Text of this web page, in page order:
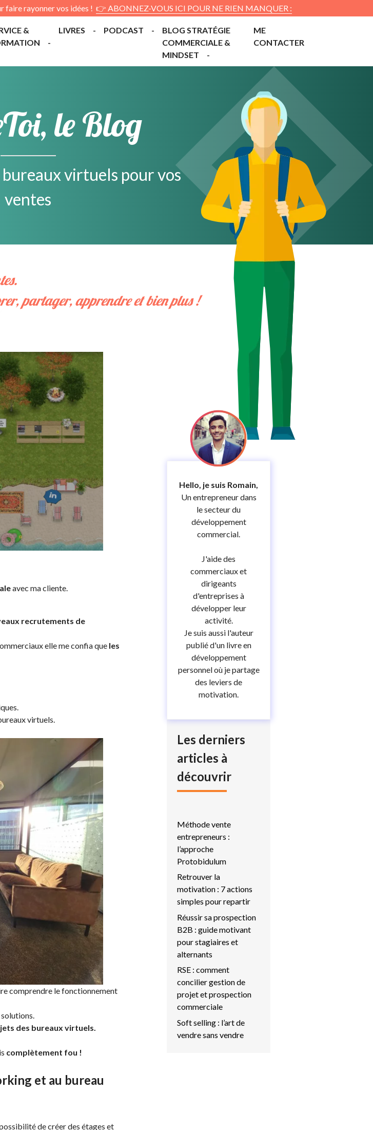
faire rayonner vos idées ! 👉 ABONNEZ-VOUS ICI POUR NE RIEN MANQUER :
&
LIVRES PODCAST
BLOG STRATÉGIE
COMMERCIALE &
MINDSET
ME
CONTACTER
le Blog
bureaux virtuels pour vos
ventes
partager, apprendre et bien plus !
avec ma cliente.
recrutements de
elle me confia que les
virtuels.
comprendre le fonctionnement
des bureaux virtuels.
complètement fou !
et au bureau
de créer des étages et
Hello, je suis Romain,
Un entrepreneur dans
le secteur du
développement
commercial.
J'aide des
commerciaux et
dirigeants
d'entreprises à
développer leur
activité.
Je suis aussi l'auteur
publié d'un livre en
développement
personnel où je partage
des leviers de
motivation.
Les derniers
articles à
découvrir
Méthode vente
entrepreneurs :
l’approche
Protobidulum
Retrouver la
motivation : 7 actions
simples pour repartir
Réussir sa prospection
B2B : guide motivant
pour stagiaires et
alternants
RSE : comment
concilier gestion de
projet et prospection
commerciale
Soft selling : l’art de
vendre sans vendre